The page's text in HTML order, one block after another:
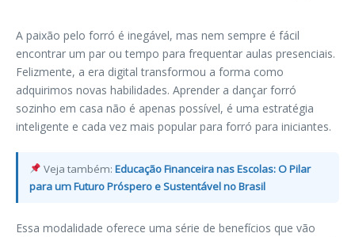
A paixão pelo forró é inegável, mas nem sempre é fácil
encontrar um par ou tempo para frequentar aulas presenciais.
Felizmente, a era digital transformou a forma como
adquirimos novas habilidades. Aprender a dançar forró
sozinho em casa não é apenas possível, é uma estratégia
inteligente e cada vez mais popular para forró para iniciantes.
Veja também:Educação Financeira nas Escolas: O Pilar
para um Futuro Próspero e Sustentável no Brasil
Essa modalidade oferece uma série de benefícios que vão